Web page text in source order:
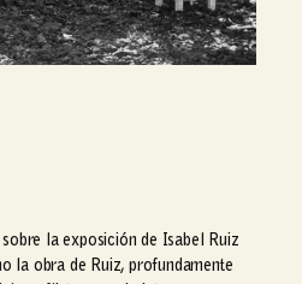
la exposición de Isabel Ruiz
la obra de Ruiz, profundamente